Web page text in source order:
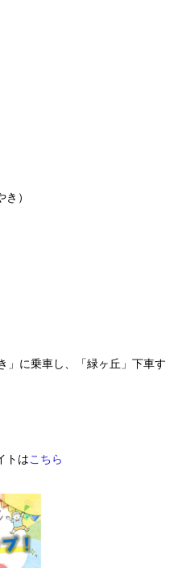
）
」に乗車し、「緑ヶ丘」下車す
トはこちら